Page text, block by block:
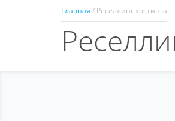
Главная / Реселлинг хостинга